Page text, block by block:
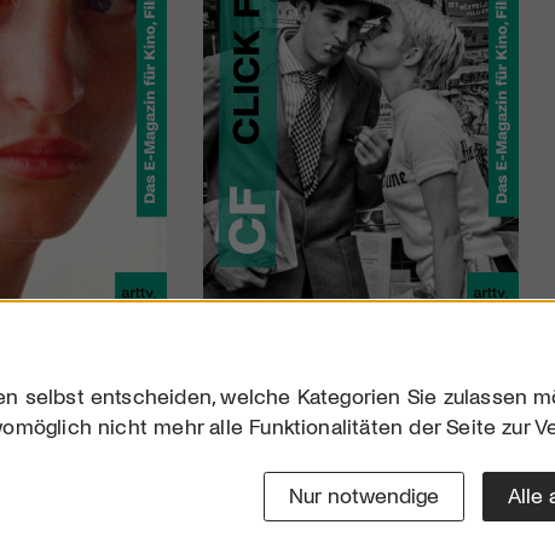
Downloads
selbst entscheiden, welche Kategorien Sie zulassen
nicht mehr alle Funktionalitäten der Seite zur
Nur notwendige Alle